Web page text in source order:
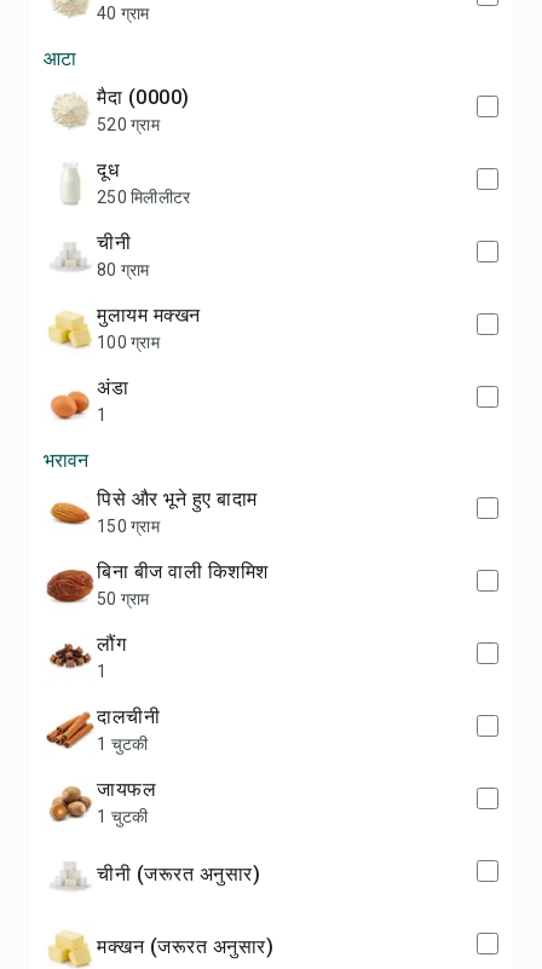
40 ग्राम
आटा
मैदा (0000)
520 ग्राम
दूध
250 मिलीलीटर
चीनी
80 ग्राम
मुलायम मक्खन
100 ग्राम
अंडा
1
भरावन
पिसे और भूने हुए बादाम
150 ग्राम
बिना बीज वाली किशमिश
50 ग्राम
लौंग
1
दालचीनी
1 चुटकी
जायफल
1 चुटकी
चीनी (जरूरत अनुसार)
मक्खन (जरूरत अनुसार)